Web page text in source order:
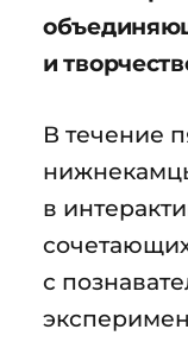
и
В течение
в
с